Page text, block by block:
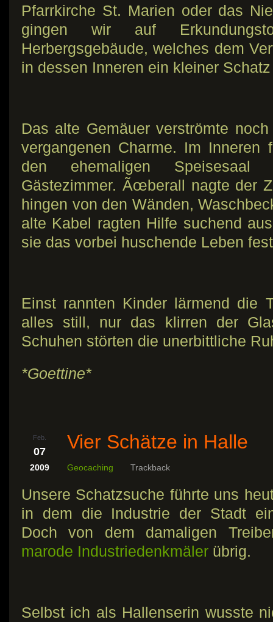
Pfarrkirche St. Marien oder das
gingen wir auf
Herbergsgebäude, welches dem
in dessen Inneren ein kleiner
Das alte Gemäuer verströmte
vergangenen Charme. Im
den ehemaligen
Gästezimmer. Ãœberall nagte der
hingen von den Wänden,
alte Kabel ragten Hilfe suchend
sie das vorbei huschende Leben
Einst rannten Kinder lärmend die
alles still, nur das klirren der
Schuhen störten die unerbittliche
*Goettine*
Feb.
07
2009
Vier Schätze in Halle
Geocaching Trackback
Unsere Schatzsuche führte uns
in dem die Industrie der Stadt
Doch von dem damaligen
marode Industriedenkmäler übrig.
Selbst ich als Hallenserin wusste